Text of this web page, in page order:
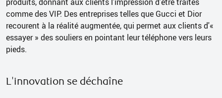
comme des VIP. Des entreprises telles que Gucci et Dior
recourent à la réalité augmentée, qui permet aux clients d'«
essayer » des souliers en pointant leur téléphone vers leurs
pieds.
L'innovation se déchaîne